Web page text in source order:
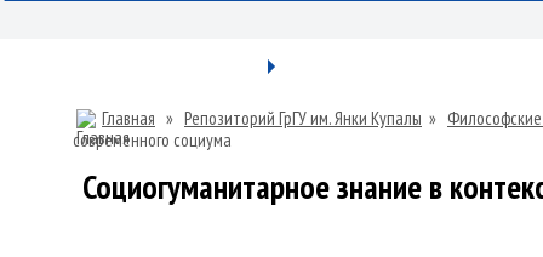
Главная » Репозиторий ГрГУ им. Янки Купалы »
современного социума
Социогуманитарное знание в